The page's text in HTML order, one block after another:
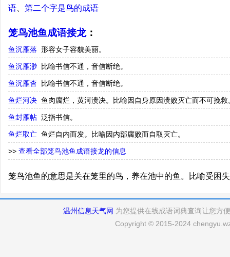
语
第二个字是鸟的成语
笼鸟池鱼成语接龙：
鱼沉雁落 形容女子容貌美丽。
鱼沉雁渺 比喻书信不通，音信断绝。
鱼沉雁杳 比喻书信不通，音信断绝。
鱼烂河决 鱼肉腐烂，黄河溃决。比喻因自身原因溃败灭亡而不可挽救
鱼封雁帖 泛指书信。
鱼烂取亡 鱼烂自内而发。比喻因内部腐败而自取灭亡。
>> 查看全部笼鸟池鱼成语接龙的信息
笼鸟池鱼的意思是关在笼里的鸟，养在池中的鱼。比喻受困
温州信息天气网 为您提供在线成语词典查询让您方
Copyright © 2015-2024